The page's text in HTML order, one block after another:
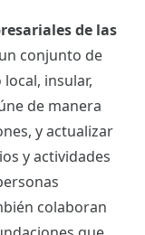
de las
conjunto de
insular,
de manera
y actualizar
y actividades
colaboran